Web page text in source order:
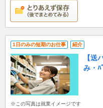
1日のみの短期のお仕事 紹介
【送
み・ﾊ
※この写真は就業イメージです